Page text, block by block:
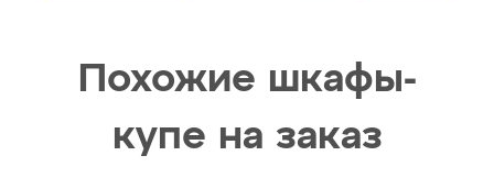
Похожие шкафы-
купе на заказ